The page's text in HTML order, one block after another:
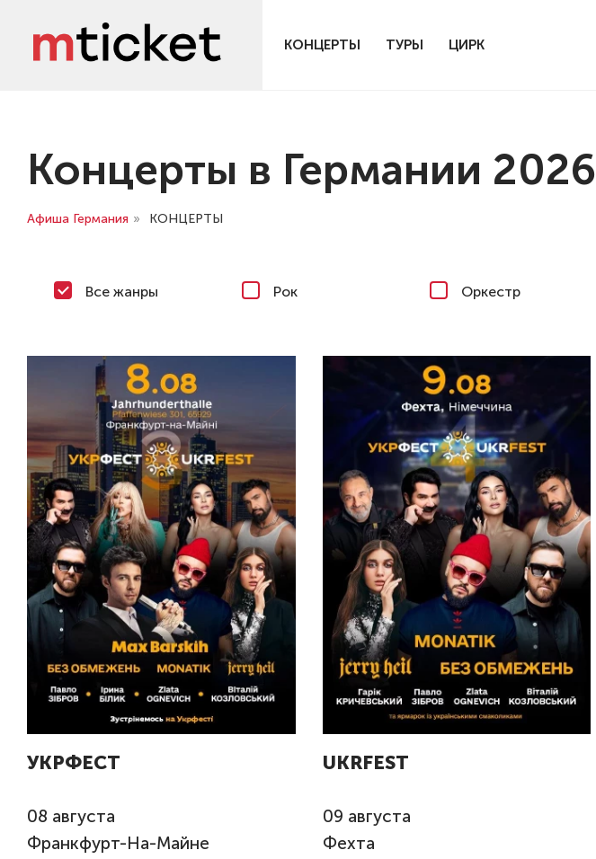
КОНЦЕРТЫ ТУРЫ ЦИРК
Концерты в Германии 2026
Афиша Германия » КОНЦЕРТЫ
Все жанры Рок Оркестр
УКРФЕСТ
08 августа
Франкфурт-На-Майне
UKRFEST
09 августа
Фехта